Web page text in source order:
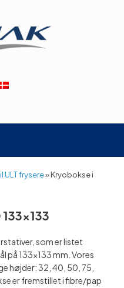
ULT frysere»Kryobokse i
som er listet
på 133×133 mm. Vores
højder: 32, 40, 50, 75,
er fremstillet i fibre/pap